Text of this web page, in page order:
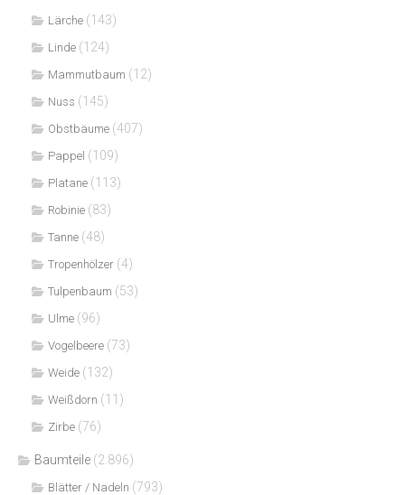
Lärche (143)
Linde (124)
Mammutbaum (12)
Nuss (145)
Obstbäume (407)
Pappel (109)
Platane (113)
Robinie (83)
Tanne (48)
Tropenhölzer (4)
Tulpenbaum (53)
Ulme (96)
Vogelbeere (73)
Weide (132)
Weißdorn (11)
Zirbe (76)
Baumteile (2.896)
Blätter / Nadeln (793)